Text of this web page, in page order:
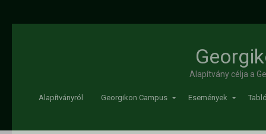
Alapítvány célja a
Alapítványról Georgikon Campus Események